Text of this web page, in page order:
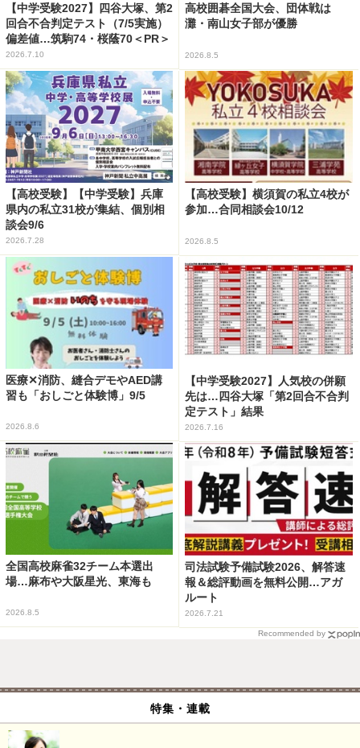
【中学受験2027】四谷大塚、第2
回合不合判定テスト（7/5実施）
偏差値…筑駒74・桜蔭70＜PR＞
2026.7.10
高校囲碁全国大会、団体戦は
灘・南山女子部が優勝
2026.8.5
【高校受験】【中学受験】兵庫
県内の私立31校が集結、個別相
談会9/6
2026.7.28
【高校受験】横須賀の私立4校が
参加…合同相談会10/12
2026.8.5
医療✕消防、縫合デモやAED講
習も「おしごと体験博」9/5
2026.8.6
【中学受験2027】人気校の併願
先は…四谷大塚「第2回合不合判
定テスト」結果
2026.7.16
全国高校麻雀32チーム本選出
場…麻布や大阪星光、東海も
2026.8.5
司法試験予備試験2026、解答速
報＆総評動画を無料公開…アガ
ルート
2026.7.21
Recommended by
特集・連載